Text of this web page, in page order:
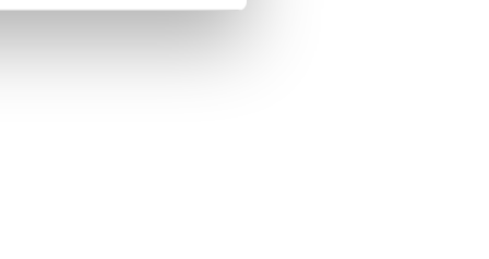
kullanılmaktadır. Bu
sunulması
ve sizlere yönelik
detaylı bilgi için Ayarlar
ve sitemizde ilgili